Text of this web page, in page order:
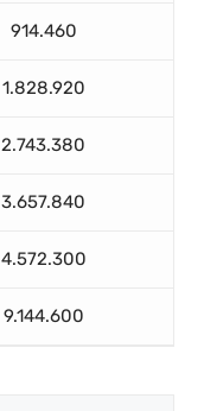
914.460
1.828.920
2.743.380
3.657.840
4.572.300
9.144.600